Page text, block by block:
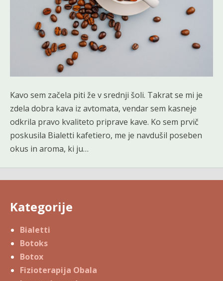
Kavo sem začela piti že v srednji šoli. Takrat se mi je
zdela dobra kava iz avtomata, vendar sem kasneje
odkrila pravo kvaliteto priprave kave. Ko sem prvič
poskusila Bialetti kafetiero, me je navdušil poseben
okus in aroma, ki ju…
Kategorije
Bialetti
Botoks
Botox
Fizioterapija Obala